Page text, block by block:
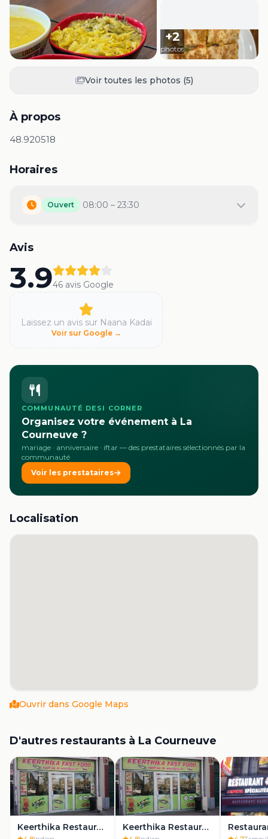
+2
photos
Voir toutes les photos (5)
À propos
48.920518
Horaires
Ouvert 08:00 – 23:30
Avis
3.946 avis Google
Laissez un avis sur Naana Kadai
Voir sur Google →
COMMUNAUTÉ DESI CORNER
Organisez votre événement à La
Courneuve ?
mariage · anniversaire · iftar — des prestataires sélectionnés par la
communauté
Voir les prestataires
Localisation
Ouvrir dans Google Maps
D'autres restaurants à La Courneuve
Keerthika Restaurant Rapide Keerthika Restaurant Rapide